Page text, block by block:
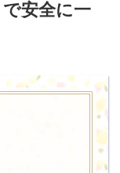
安全に一